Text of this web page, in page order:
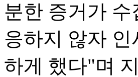
분한 증거가
응하지 않자
하게 했다"며